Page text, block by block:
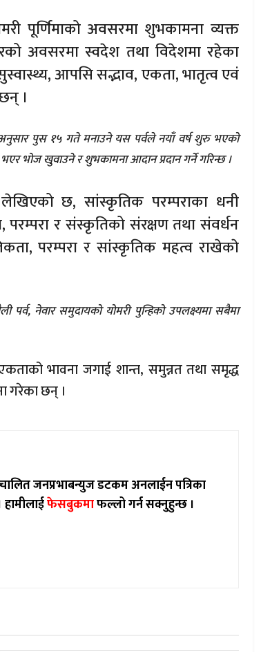
पूर्णिमाको अवसरमा शुभकामना व्यक्त
अवसरमा स्वदेश तथा विदेशमा रहेका
आपसि सद्भाव, एकता, भातृत्व एवं
।
अनुसार पुस १५ गते मनाउने यस पर्वले नयाँ वर्ष शुरु भएको
भोज खुवाउने र शुभकामना आदान प्रदान गर्ने गरिन्छ ।
छ, सांस्कृतिक परम्पराका धनी
र संस्कृतिको संरक्षण तथा संवर्धन
परम्परा र सांस्कृतिक महत्व राखेकाे
नेवार समुदायको योमरी पुन्हिको उपलक्ष्यमा सबैमा
भावना जगाई शान्त, समुन्नत तथा समृद्ध
गरेका छन् ।
जनप्रभाबन्युज डटकम अनलाईन पत्रिका
हामीलाईफेसबुकमाफल्लो गर्न सक्नुहुन्छ ।